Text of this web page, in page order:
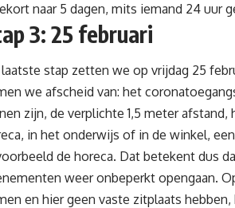
naar 5 dagen, mits iemand 24 uur
3: 25 februari
stap zetten we op vrijdag 25
we afscheid van: het
zijn, de verplichte 1,5 meter
in het onderwijs of in de winkel,
de horeca. Dat betekent dus
weer onbeperkt opengaan.
en hier geen vaste zitplaats